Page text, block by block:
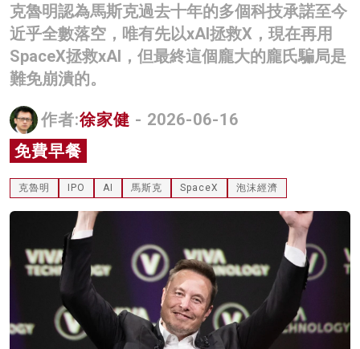
科技
影片
名家榜
灼見活動
關於我們
克魯明認為馬斯克過去十年的多個科技承諾至今
近乎全數落空，唯有先以xAI拯救X，現在再用
SpaceX拯救xAI，但最終這個龐大的龐氏騙局是
難免崩潰的。
作者:徐家健 - 2026-06-16
免費早餐
克魯明 IPO AI 馬斯克 SpaceX 泡沫經濟